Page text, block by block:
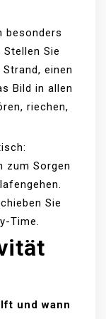
besonders
Sie
einen
Bild in allen
riechen,
zum Sorgen
Sie
Time.
und wann